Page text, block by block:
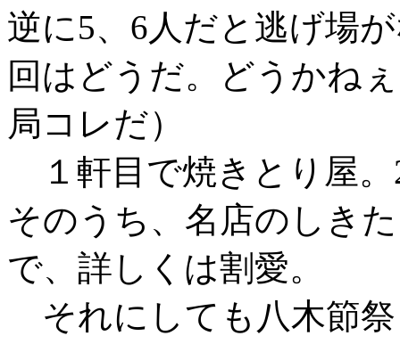
逆に5、6人だと逃げ場
回はどうだ。どうかね
局コレだ）
１軒目で焼きとり屋
そのうち、名店のしき
で、詳しくは割愛。
それにしても八木節